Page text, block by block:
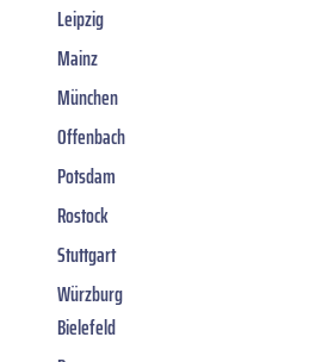
Leipzig
Mainz
München
Offenbach
Potsdam
Rostock
Stuttgart
Würzburg
Bielefeld